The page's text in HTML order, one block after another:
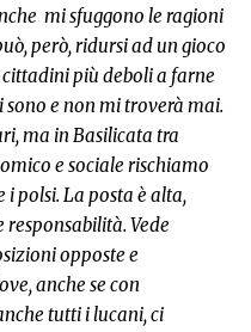
mi sfuggono le ragioni
però, ridursi ad un gioco
più deboli a farne
sono e non mi troverà mai.
ma in Basilicata tra
e sociale rischiamo
polsi. La posta è alta,
Vede
opposte e
anche se con
tutti i lucani, ci